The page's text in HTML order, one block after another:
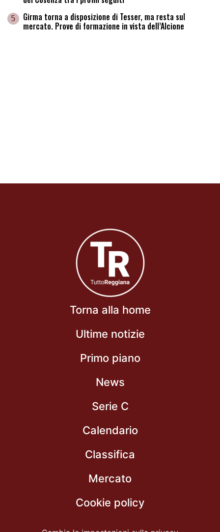
5 Girma torna a disposizione di Tesser, ma resta sul
mercato. Prove di formazione in vista dell’Alcione
Torna alla home
Ultime notizie
Primo piano
News
Serie C
Calendario
Classifica
Mercato
Cookie policy